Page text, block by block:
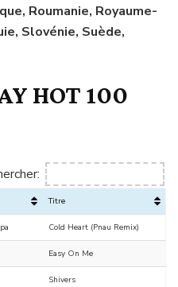
Roumanie, Royaume-
Slovénie, Suède,
HOT 100
Titre
Cold Heart (Pnau Remix)
Easy On Me
Shivers